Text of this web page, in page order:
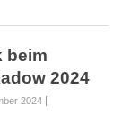
2024